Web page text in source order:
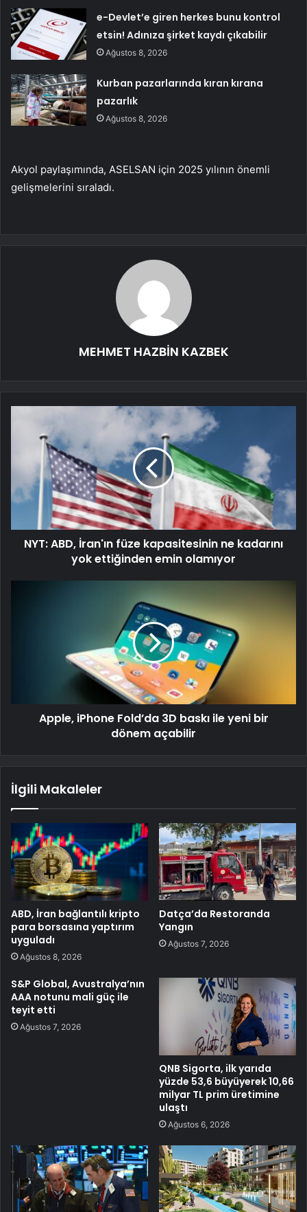
e-Devlet’e giren herkes bunu kontrol
etsin! Adınıza şirket kaydı çıkabilir
Ağustos 8, 2026
Kurban pazarlarında kıran kırana
pazarlık
Ağustos 8, 2026
Akyol paylaşımında, ASELSAN için 2025 yılının önemli
gelişmelerini sıraladı.
MEHMET HAZBİN KAZBEK
NYT: ABD, İran'ın füze kapasitesinin ne kadarını
yok ettiğinden emin olamıyor
Apple, iPhone Fold’da 3D baskı ile yeni bir
dönem açabilir
İlgili Makaleler
ABD, İran bağlantılı kripto
para borsasına yaptırım
uyguladı
Ağustos 8, 2026
Datça’da Restoranda
Yangın
Ağustos 7, 2026
S&P Global, Avustralya’nın
AAA notunu mali güç ile
teyit etti
Ağustos 7, 2026
QNB Sigorta, ilk yarıda
yüzde 53,6 büyüyerek 10,66
milyar TL prim üretimine
ulaştı
Ağustos 6, 2026